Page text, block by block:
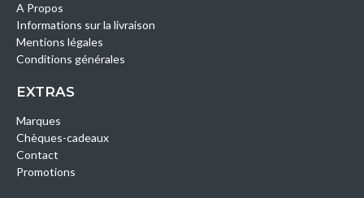
A Propos
Informations sur la livraison
Mentions légales
Conditions générales
EXTRAS
Marques
Chèques-cadeaux
Contact
Promotions